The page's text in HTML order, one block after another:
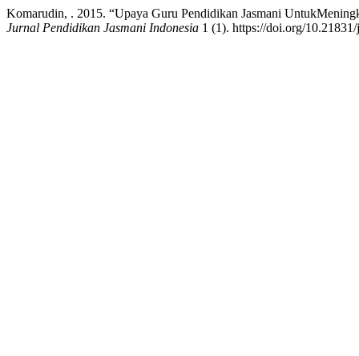
Komarudin, . 2015. “Upaya Guru Pendidikan Jasmani
Jurnal Pendidikan Jasmani Indonesia 1 (1). https://doi.org/